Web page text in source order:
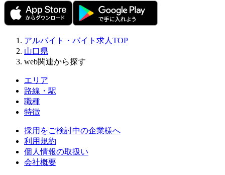
アルバイト・バイト求人TOP
山口県
web関連から探す
エリア
路線・駅
職種
特徴
採用をご検討中の企業様へ
利用規約
個人情報の取扱い
会社概要